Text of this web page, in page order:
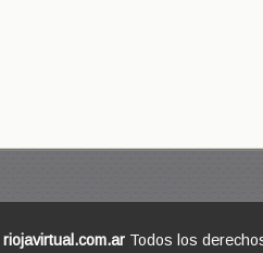
riojavirtual.com.ar Todos los